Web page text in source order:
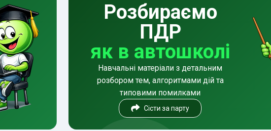
Розбираємо
ПДР
як в автошколі
Навчальні матеріали з детальним
розбором тем, алгоритмами дій та
типовими помилками
Сісти за парту